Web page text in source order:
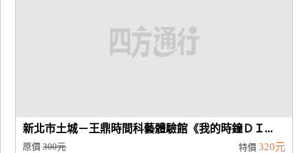
新北市土城－王鼎時間科藝體驗館《我的時鐘ＤＩ...
原價300元 特價 320元